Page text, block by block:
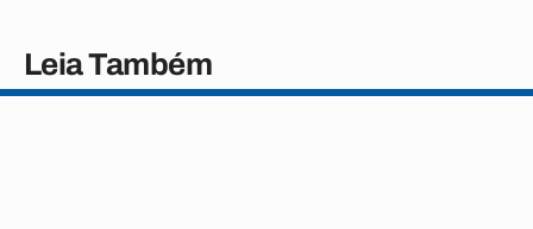
Leia Também